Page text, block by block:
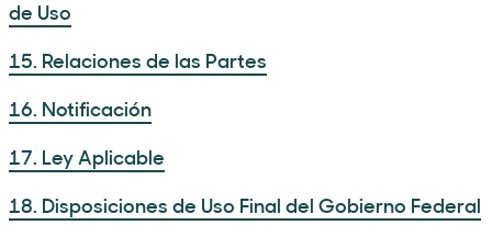
de Uso
15. Relaciones de las Partes
16. Notificación
17. Ley Aplicable
18. Disposiciones de Uso Final del Gobierno Federal